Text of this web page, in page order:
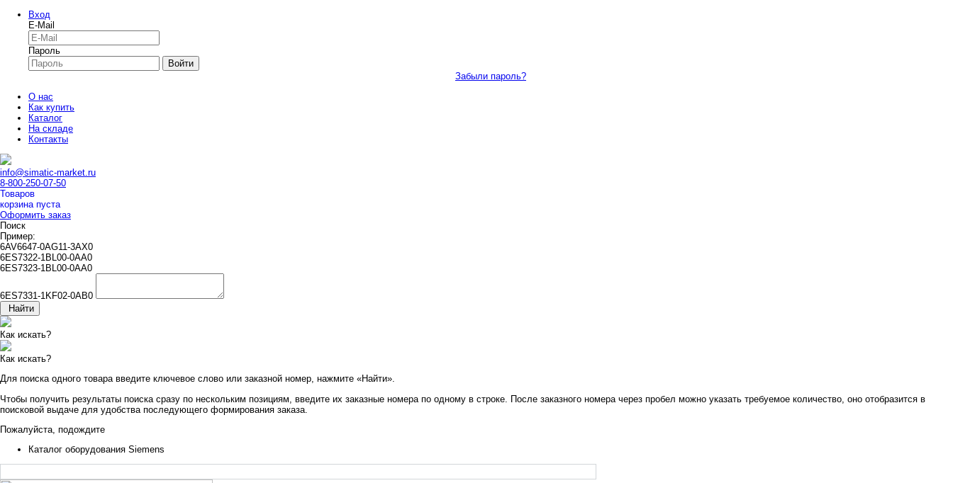
Вход
E-Mail
Пароль
Войти
Забыли пароль?
О нас
Как купить
Каталог
На складе
Контакты
info@simatic-market.ru
8-800-250-07-50
Товаров
корзина пуста
Оформить заказ
Поиск
Пример:
6AV6647-0AG11-3AX0
6ES7322-1BL00-0AA0
6ES7323-1BL00-0AA0
6ES7331-1KF02-0AB0
Найти
Как искать?
Как искать?
Для поиска одного товара введите ключевое слово или заказной номер, нажмите «Найти».
Чтобы получить результаты поиска сразу по нескольким позициям, введите их заказные номера по одному в строке. После заказного номера через пробел можно указать требуемое количество, оно отобразится в
поисковой выдаче для удобства последующего формирования заказа.
Пожалуйста, подождите
Каталог оборудования Siemens